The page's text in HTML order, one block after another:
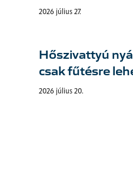
2026 július 27.
Hőszivattyú
csak fűtésre
2026 július 20.